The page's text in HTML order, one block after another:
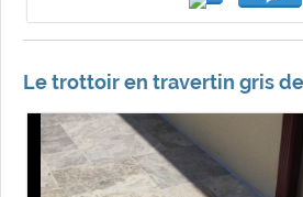
Le trottoir en travertin gris